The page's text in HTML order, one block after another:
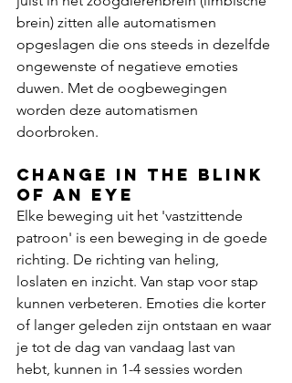
brein) zitten alle automatismen
opgeslagen die ons steeds in dezelfde
ongewenste of negatieve emoties
duwen. Met de oogbewegingen
worden deze automatismen
doorbroken.
CHANGE IN THE BLINK
OF AN EYE
Elke beweging uit het 'vastzittende
patroon' is een beweging in de goede
richting. De richting van heling,
loslaten en inzicht. Van stap voor stap
kunnen verbeteren. Emoties die korter
of langer geleden zijn ontstaan en waar
je tot de dag van vandaag last van
hebt, kunnen in 1-4 sessies worden